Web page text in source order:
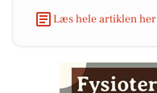
Læs hele artiklen her